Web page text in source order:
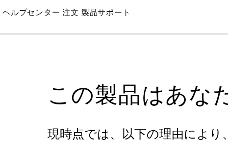
Skip
Main
ヘルプセンター 注文 製品サポート
この製品はあな
現時点では、以下の理由により